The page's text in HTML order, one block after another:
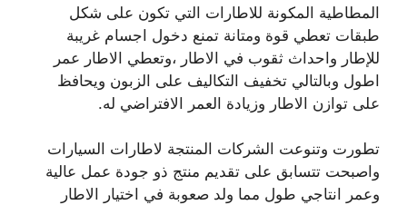
المطاطية المكونة للاطارات التي تكون على شكل
طبقات تعطي قوة ومتانة تمنع دخول اجسام غريبة
للإطار واحداث ثقوب في الاطار ،وتعطي الاطار عمر
اطول وبالتالي تخفيف التكاليف على الزبون ويحافظ
على توازن الاطار وزيادة العمر الافتراضي له.
تطورت وتنوعت الشركات المنتجة لاطارات السيارات
واصبحت تتسابق على تقديم منتج ذو جودة عمل عالية
وعمر انتاجي طول مما ولد صعوبة في اختيار الاطار